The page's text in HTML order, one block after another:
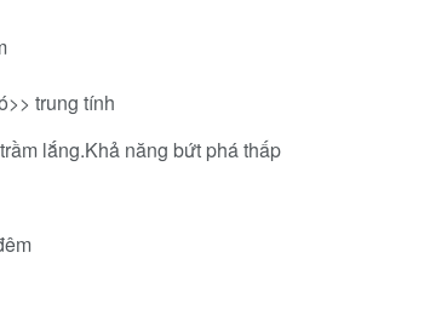
trung tính
lắng.Khả năng bứt phá thấp